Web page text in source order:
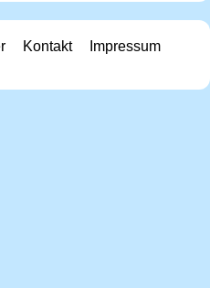
Kontakt
Impressum